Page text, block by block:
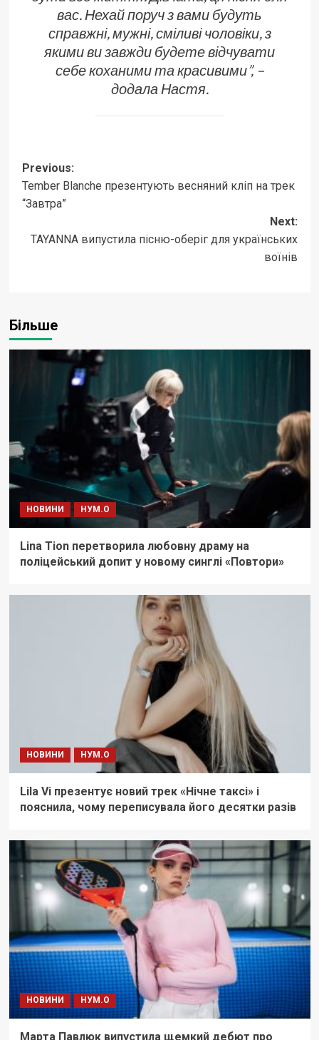
вас. Нехай поруч з вами будуть
справжні, мужні, сміливі чоловіки, з
якими ви завжди будете відчувати
себе коханими та красивими”, –
додала Настя.
Post
navigation
Previous:
Tember Blanche презентують весняний кліп на трек
“Завтра”
Next:
TAYANNA випустила пісню-оберіг для українських
воїнів
Більше
НОВИНИ НУМ.О
Lina Tion перетворила любовну драму на
поліцейський допит у новому синглі «Повтори»
НОВИНИ НУМ.О
Lila Vi презентує новий трек «Нічне таксі» і
пояснила, чому переписувала його десятки разів
НОВИНИ НУМ.О
Марта Павлюк випустила щемкий дебют про